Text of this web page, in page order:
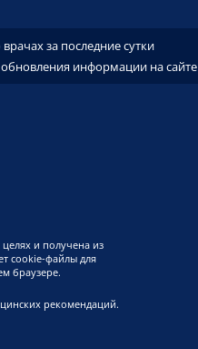
за последние сутки
обновления информации на сайте
и получена из
cookie-файлы для
браузере.
рекомендаций.